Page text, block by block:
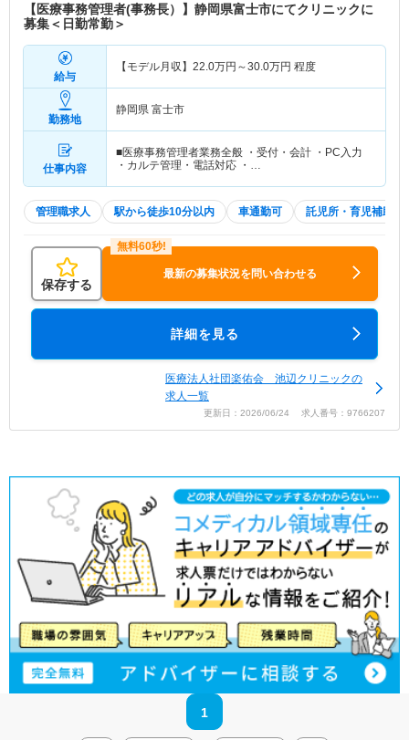
【医療事務管理者(事務長）】静岡県富士市にてクリニックに
募集＜日勤常勤＞
給与
【モデル月収】 22.0万円～30.0万円 程度
勤務地
静岡県 富士市
仕事内容
■医療事務管理者業務全般 ・受付・会計 ・PC入力
・カルテ管理・電話対応 ・…
管理職求人 駅から徒歩10分以内 車通勤可 託児所・育児補助
保存する
最新の募集状況を問い合わせる
詳細を見る
医療法人社団楽佑会 池辺クリニックの
求人一覧
更新日：2026/06/24 求人番号：9766207
1